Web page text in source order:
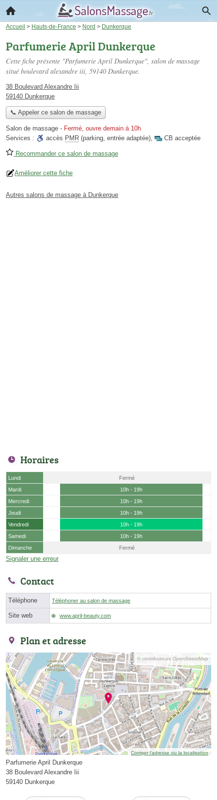
Accueil > Hauts-de-France > Nord > Dunkerque
Parfumerie April Dunkerque
Cette fiche présente "Parfumerie April Dunkerque", salon de massage
situé boulevard alexandre iii, 59140 Dunkerque.
38 Boulevard Alexandre Iii
59140 Dunkerque
📞 Appeler ce salon de massage
Salon de massage - Fermé, ouvre demain à 10h
Services :
accès PMR (parking, entrée adaptée), CB acceptée
Recommander ce salon de massage
Améliorer cette fiche
Autres salons de massage à Dunkerque
Horaires
Lundi
Fermé
Mardi
10h - 19h
Mercredi
10h - 19h
Jeudi
10h - 19h
Vendredi
10h - 19h
Samedi
10h - 19h
Dimanche
Fermé
Signaler une erreur
Contact
Téléphone Téléphoner au salon de massage
Site web www.april-beauty.com
Plan et adresse
© contributeurs OpenStreetMap
Corriger l’adresse ou la localisation
Parfumerie April Dunkerque
38 Boulevard Alexandre Iii
59140 Dunkerque